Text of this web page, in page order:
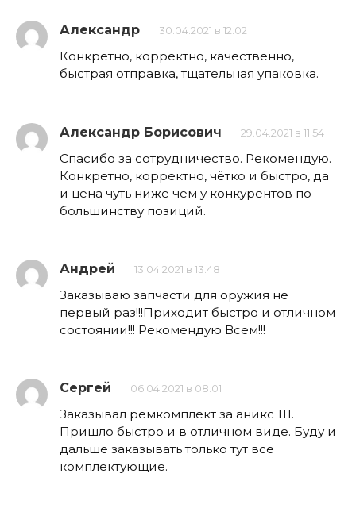
Александр 30.04.2021 в 12:02
Конкретно, корректно, качественно,
быстрая отправка, тщательная упаковка.
Александр Борисович 29.04.2021 в 11:54
Спасибо за сотрудничество. Рекомендую.
Конкретно, корректно, чётко и быстро, да
и цена чуть ниже чем у конкурентов по
большинству позиций.
Андрей 13.04.2021 в 13:48
Заказываю запчасти для оружия не
первый раз!!!Приходит быстро и отличном
состоянии!!! Рекомендую Всем!!!
Сергей 06.04.2021 в 08:01
Заказывал ремкомплект за аникс 111.
Пришло быстро и в отличном виде. Буду и
дальше заказывать только тут все
комплектующие.